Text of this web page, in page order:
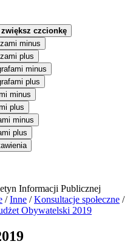
zwiększ czcionkę
minus
plus
minus
plus
minus
plus
minus
plus
/Inne /Konsultacje społeczne /
Obywatelski 2019